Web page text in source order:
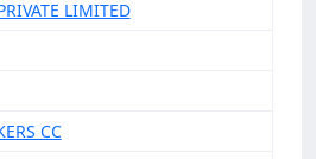
LIMITED
CC